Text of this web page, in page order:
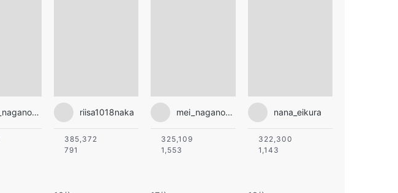
mei_nagano0924official riisa1018naka
385,372
791
mei_nagano0924official
325,109
1,553
nana_eikura
322,300
1,143